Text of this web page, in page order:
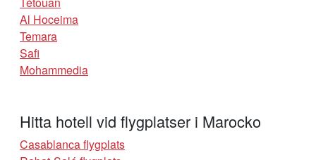
Al Hoceima
Temara
Safi
Mohammedia
Hitta hotell vid flygplatser i Marocko
Casablanca flygplats